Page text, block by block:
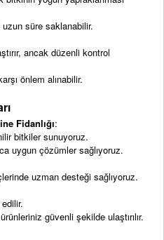
süre saklanabilir.
ancak düzenli kontrol
önlem alınabilir.
Fidanlığı:
bitkiler sunuyoruz.
uygun çözümler sağlıyoruz.
uzman desteği sağlıyoruz.
güvenli şekilde ulaştırılır.